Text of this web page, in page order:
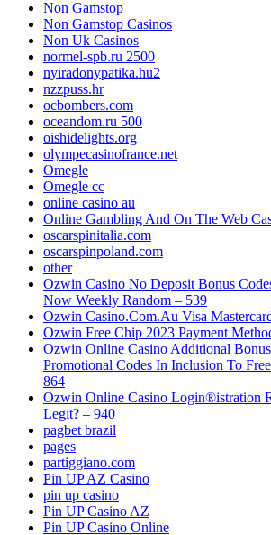
Non Gamstop
Non Gamstop Casinos
Non Uk Casinos
normel-spb.ru 2500
nyiradonypatika.hu2
nzzpuss.hr
ocbombers.com
oceandom.ru 500
oishidelights.org
olympecasinofrance.net
Omegle
Omegle cc
online casino au
Online Gambling And On The Web
oscarspinitalia.com
oscarspinpoland.com
other
Ozwin Casino No Deposit Bonus
Now Weekly Random – 539
Ozwin Casino.Com.Au Visa
Ozwin Free Chip 2023 Payment
Ozwin Online Casino Additional
Promotional Codes In Inclusion To
864
Ozwin Online Casino Login®istration
Legit? – 940
pagbet brazil
pages
partiggiano.com
Pin UP AZ Casino
pin up casino
Pin UP Casino AZ
Pin UP Casino Online